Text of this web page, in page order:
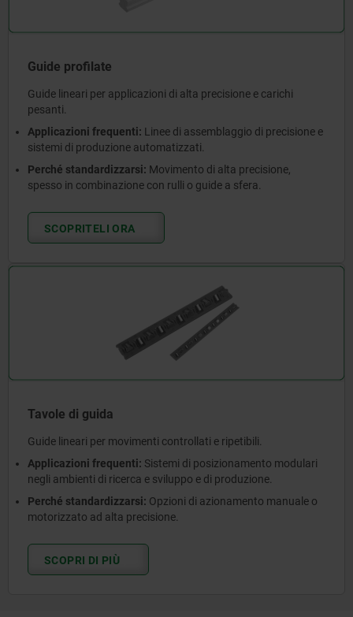
Guide profilate
Guide lineari per applicazioni di alta precisione e carichi
pesanti.
Applicazioni frequenti: Linee di assemblaggio di precisione e
sistemi di produzione automatizzati.
Perché standardizzarsi: Movimento di alta precisione,
spesso in combinazione con rulli o guide a sfera.
SCOPRITELI ORA
Tavole di guida
Guide lineari per movimenti controllati e ripetibili.
Applicazioni frequenti: Sistemi di posizionamento modulari
negli ambienti di ricerca e sviluppo e di produzione.
Perché standardizzarsi: Opzioni di azionamento manuale o
motorizzato ad alta precisione.
SCOPRI DI PIÙ